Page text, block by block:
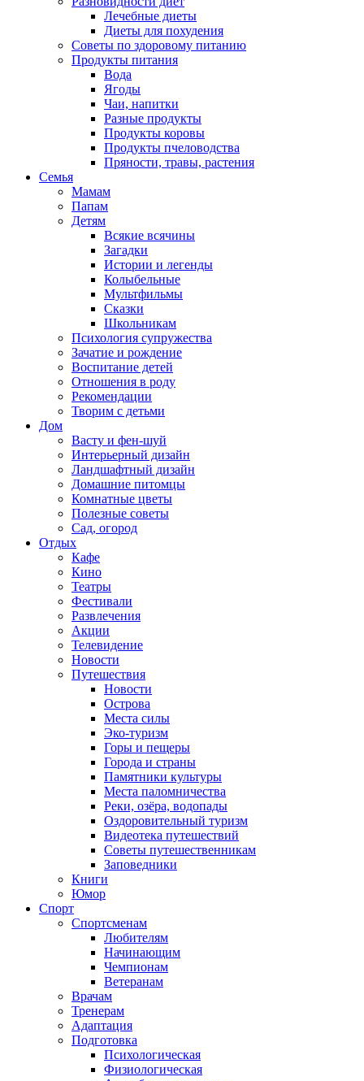
Лечебные диеты
Диеты для похудения
Советы по здоровому питанию
Продукты питания
Вода
Ягоды
Чаи, напитки
Разные продукты
Продукты коровы
Продукты пчеловодства
Пряности, травы, растения
Семья
Мамам
Папам
Детям
Всякие всячины
Загадки
Истории и легенды
Колыбельные
Мультфильмы
Сказки
Школьникам
Психология супружества
Зачатие и рождение
Воспитание детей
Отношения в роду
Рекомендации
Творим с детьми
Дом
Васту и фен-шуй
Интерьерный дизайн
Ландшафтный дизайн
Домашние питомцы
Комнатные цветы
Полезные советы
Сад, огород
Отдых
Кафе
Кино
Театры
Фестивали
Развлечения
Акции
Телевидение
Новости
Путешествия
Новости
Острова
Места силы
Эко-туризм
Горы и пещеры
Города и страны
Памятники культуры
Места паломничества
Реки, озёра, водопады
Оздоровительный туризм
Видеотека путешествий
Советы путешественникам
Заповедники
Книги
Юмор
Спорт
Спортсменам
Любителям
Начинающим
Чемпионам
Ветеранам
Врачам
Тренерам
Адаптация
Подготовка
Психологическая
Физиологическая